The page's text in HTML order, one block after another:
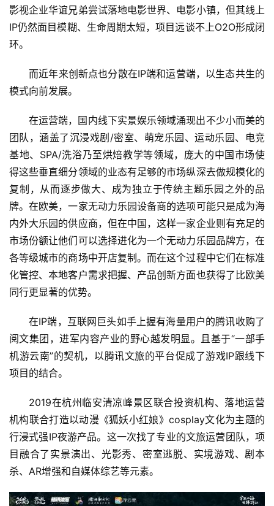
影视企业华谊兄弟尝试落地电影世界、电影小镇，但其线上
IP仍然面目模糊、生命周期太短，项目远谈不上O2O形成闭
环。
而近年来创新点也分散在IP端和运营端，以生态共生的
模式向前发展。
在运营端，国内线下实景娱乐领域涌现出不少小而美的
团队，涵盖了沉浸戏剧/密室、萌宠乐园、运动乐园、电竞
基地、SPA/洗浴乃至烘焙教学等领域，庞大的中国市场使
得这些垂直细分领域的业态有足够的市场纵深去做规模化的
复制，从而逐步做大、成为独立于传统主题乐园之外的品
牌。在欧美，一家无动力乐园设备商的选项可能只是成为海
内外大乐园的供应商，但在中国，这样一家企业则有充足的
市场份额让他们可以选择进化为一个无动力乐园品牌方，在
各等级城市的商场中开店复制。而在这个过程中它们在标准
化管控、本地客户需求把握、产品创新方面也获得了比欧美
同行更显著的优势。
在IP端，互联网巨头如手上握有海量用户的腾讯收购了
阅文集团，进军内容产业的野心越发明显。且基于“一部手
机游云南”的契机，以腾讯文旅的平台促成了游戏IP跟线下
项目的结合。
2019在杭州临安清凉峰景区联合投资机构、落地运营
机构联合打造以动漫《狐妖小红娘》cosplay文化为主题的
行浸式强IP夜游产品。这一次找了专业的文旅运营团队，项
目融合了实景演出、光影秀、密室逃脱、实境游戏、剧本
杀、AR增强和自媒体综艺等元素。